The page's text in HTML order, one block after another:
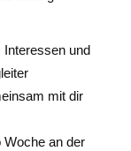
Interessen und
mit dir
Woche an der